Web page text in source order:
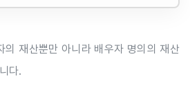
의 재산뿐만 아니라 배우자 명의의 재산
다.